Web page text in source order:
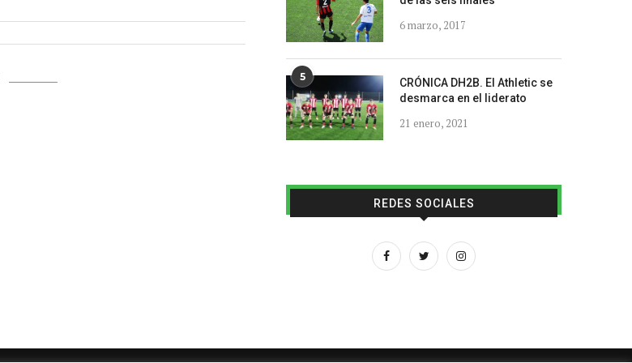
6 marzo, 2017
5
CRÓNICA DH2B. El Athletic se
desmarca en el liderato
21 enero, 2021
REDES SOCIALES